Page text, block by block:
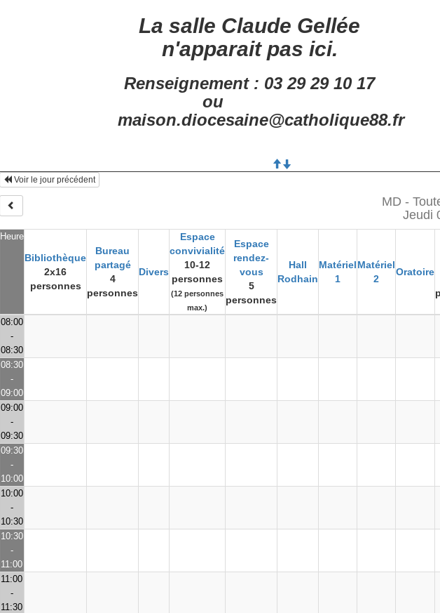
La salle Claude Gellée
n'apparait pas ici.
Renseignement : 03 29 29 10 17
ou
maison.diocesaine@catholique88.fr
Heure
Bibliothèque
2x16
personnes
Bureau
partagé
4
personnes
Divers
Espace
convivialité
10-12
personnes
(12 personnes
max.)
Espace
rendez-
vous
5
personnes
Hall
Rodhain
Matériel
1
Matériel
2
Oratoire
Voir le jour précédent
MD -
Jeudi
08:00
-
08:30
08:30
-
09:00
09:00
-
09:30
09:30
-
10:00
10:00
-
10:30
10:30
-
11:00
11:00
-
11:30